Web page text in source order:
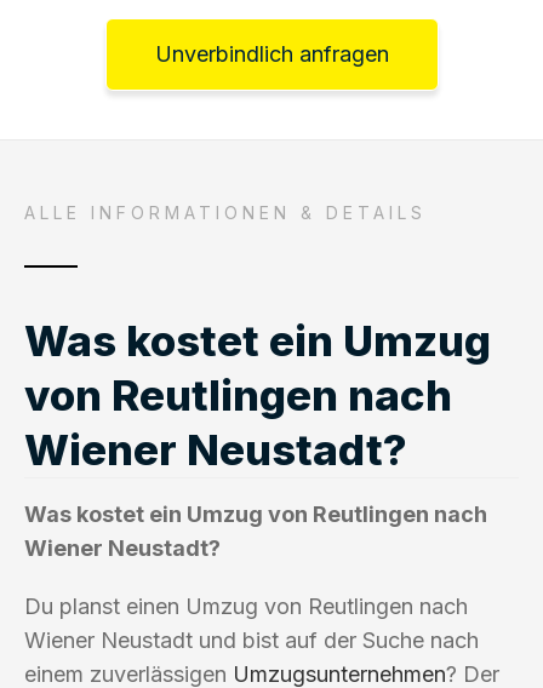
Unverbindlich anfragen
ALLE INFORMATIONEN & DETAILS
Was kostet ein Umzug
von Reutlingen nach
Wiener Neustadt?
Was kostet ein Umzug von Reutlingen nach
Wiener Neustadt?
Du planst einen Umzug von Reutlingen nach
Wiener Neustadt und bist auf der Suche nach
einem zuverlässigen Umzugsunternehmen? Der